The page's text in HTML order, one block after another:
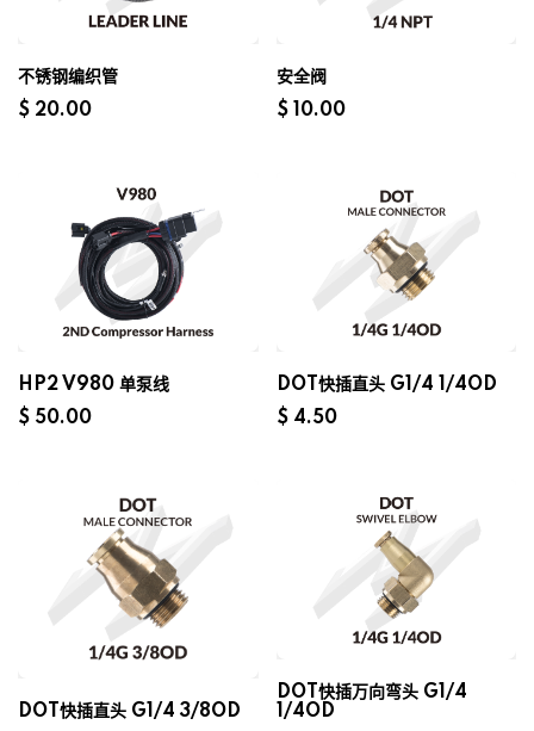
不锈钢编织管
$ 20.00
安全阀
$
10.00
HP2 V980 单泵线
$ 50.00
DOT快插直头 G1/4 1/4OD
$ 4.50
DOT快插直头 G1/4 3/8OD
DOT快插万向弯头 G1/4
1/4OD